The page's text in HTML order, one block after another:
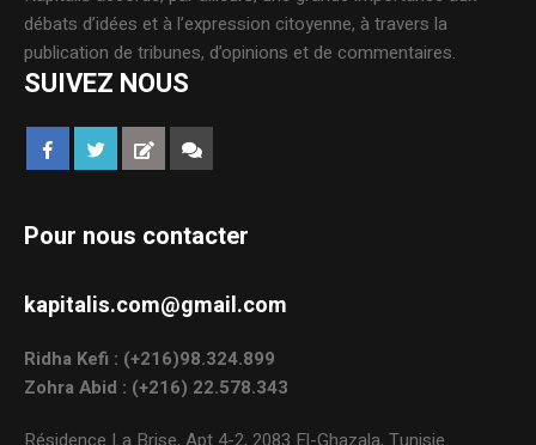
débats d’idées et à l’expression citoyenne, à travers la
publication de tribunes, d’opinions et de commentaires.
SUIVEZ NOUS
Pour nous contacter
kapitalis.com@gmail.com
Ridha Kefi : (+216)98.324.899
Zohra Abid : (+216) 22.578.343